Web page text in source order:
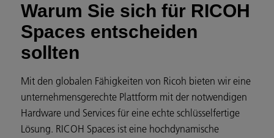
Warum Sie sich für RICOH
Spaces entscheiden
sollten
Mit den globalen Fähigkeiten von Ricoh bieten wir eine
unternehmensgerechte Plattform mit der notwendigen
Hardware und Services für eine echte schlüsselfertige
Lösung. RICOH Spaces ist eine hochdynamische